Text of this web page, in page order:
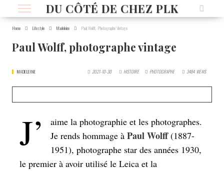
DU CÔTÉ DE CHEZ PLK
Home Lifestyle Madeleine Paul Wolff, Photographe Vintage
Paul Wolff, photographe vintage
MADELEINE 2021-10-30 HISTOIRE PHOTOGRAPHE 3484 VIEWS
J’
aime la photographie et les photographes.
Je rends hommage à Paul Wolff(1887-
1951), photographe star des années 1930,
le premier à avoir utilisé le Leica et la